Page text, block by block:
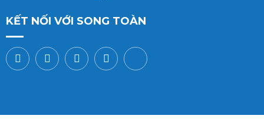
KẾT NỐI VỚI SONG TOÀN